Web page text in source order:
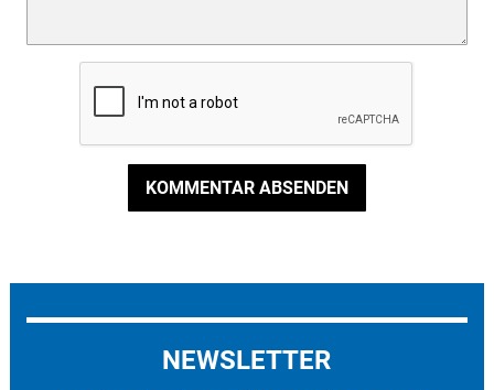
KOMMENTAR ABSENDEN
NEWSLETTER